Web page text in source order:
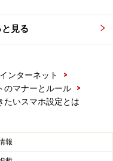
アカウントとパス
す。
を最大音量で5分間鳴
隔操作でパスワード
見る
ンターネット
>
のマナーとルール
>
たいスマホ設定とは
報